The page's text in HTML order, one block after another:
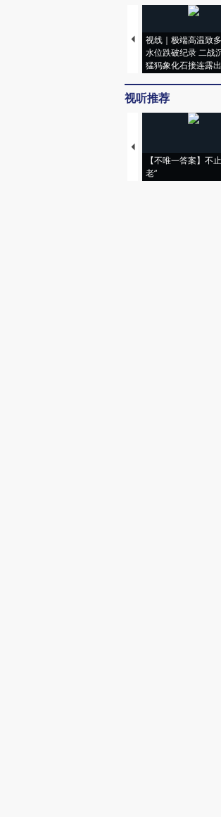
视线｜极端高温致
水位跌破纪录 二战
猛犸象化石接连露出
视听推荐
【不唯一答案】不
老”